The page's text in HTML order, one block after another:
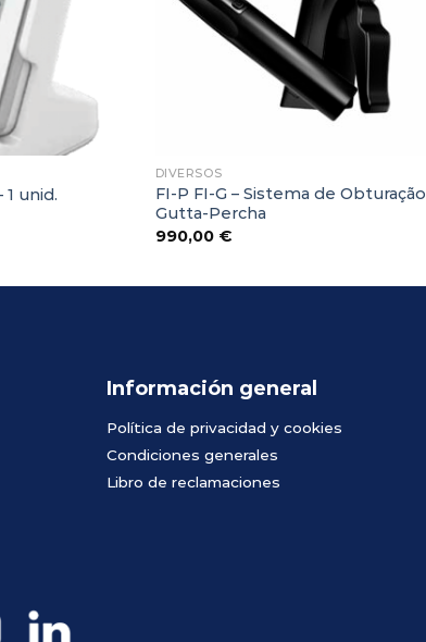
1 unid.
DIVERSOS
FI-P FI-G – Sistema de Obturação
Gutta-Percha
990,00 €
Información general
Política de privacidad y cookies
Condiciones generales
Libro de reclamaciones